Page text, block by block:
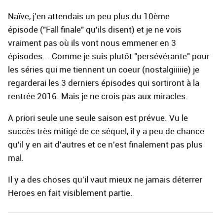
Naïve, j'en attendais un peu plus du 10ème
épisode ("Fall finale" qu'ils disent) et je ne vois
vraiment pas où ils vont nous emmener en 3
épisodes... Comme je suis plutôt "persévérante" pour
les séries qui me tiennent un coeur (nostalgiiiiie) je
regarderai les 3 derniers épisodes qui sortiront à la
rentrée 2016. Mais je ne crois pas aux miracles.
A priori seule une seule saison est prévue. Vu le
succès très mitigé de ce séquel, il y a peu de chance
qu'il y en ait d'autres et ce n'est finalement pas plus
mal.
Il y a des choses qu'il vaut mieux ne jamais déterrer
Heroes en fait visiblement partie.